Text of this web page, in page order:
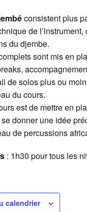
consistent plus
de l’instrument,
du djembe.
sont mis en
de solos plus ou
du cours.
est de mettre en
donner une idée
de percussions
: 1h30 pour tous les
calendrier